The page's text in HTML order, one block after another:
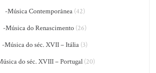
-Música Contemporânea(42)
-Música do Renascimento (26)
-Música do séc. XVII – Itália (3)
do séc. XVIII – Portugal (20)